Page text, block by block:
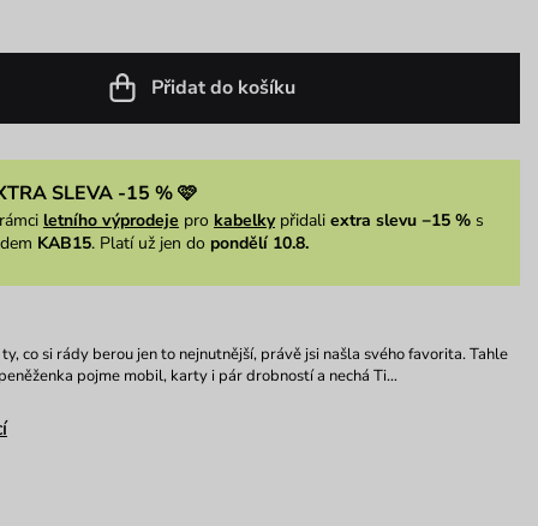
Přidat do košíku
SLEVA -15 % 🩷
letního výprodeje pro kabelkypřidali extra slevu −15 %s
KAB15. Platí už jen do pondělí 10.8.
co si rády berou jen to nejnutnější, právě jsi našla svého favorita. Tahle
pojme mobil, karty i pár drobností a nechá Ti…